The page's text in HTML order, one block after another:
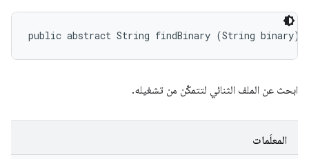
public abstract String findBinary (String binary)
ابحث عن الملف الثنائي لتتمكّن من تشغيله.
المعلَمات